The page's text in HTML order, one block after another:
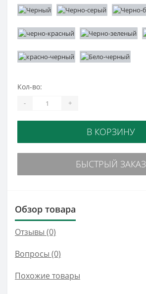
Кол-во:
- +
В КОРЗИНУ
БЫСТРЫЙ ЗАКАЗ
Обзор товара
Отзывы (0)
Вопросы (0)
Похожие товары